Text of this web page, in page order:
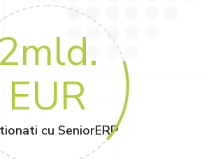
2mld.
EUR
cu SeniorERP